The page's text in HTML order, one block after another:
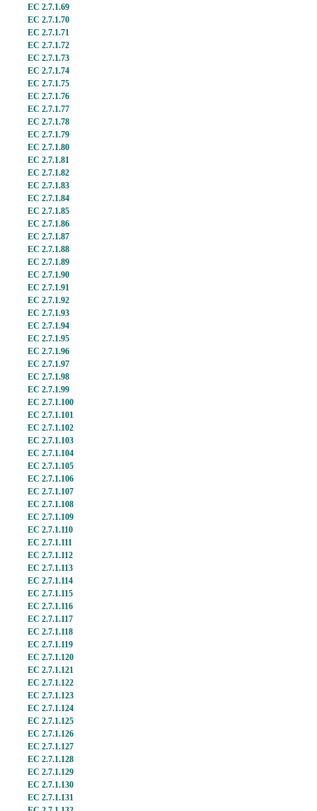
EC 2.7.1.69
EC 2.7.1.70
EC 2.7.1.71
EC 2.7.1.72
EC 2.7.1.73
EC 2.7.1.74
EC 2.7.1.75
EC 2.7.1.76
EC 2.7.1.77
EC 2.7.1.78
EC 2.7.1.79
EC 2.7.1.80
EC 2.7.1.81
EC 2.7.1.82
EC 2.7.1.83
EC 2.7.1.84
EC 2.7.1.85
EC 2.7.1.86
EC 2.7.1.87
EC 2.7.1.88
EC 2.7.1.89
EC 2.7.1.90
EC 2.7.1.91
EC 2.7.1.92
EC 2.7.1.93
EC 2.7.1.94
EC 2.7.1.95
EC 2.7.1.96
EC 2.7.1.97
EC 2.7.1.98
EC 2.7.1.99
EC 2.7.1.100
EC 2.7.1.101
EC 2.7.1.102
EC 2.7.1.103
EC 2.7.1.104
EC 2.7.1.105
EC 2.7.1.106
EC 2.7.1.107
EC 2.7.1.108
EC 2.7.1.109
EC 2.7.1.110
EC 2.7.1.111
EC 2.7.1.112
EC 2.7.1.113
EC 2.7.1.114
EC 2.7.1.115
EC 2.7.1.116
EC 2.7.1.117
EC 2.7.1.118
EC 2.7.1.119
EC 2.7.1.120
EC 2.7.1.121
EC 2.7.1.122
EC 2.7.1.123
EC 2.7.1.124
EC 2.7.1.125
EC 2.7.1.126
EC 2.7.1.127
EC 2.7.1.128
EC 2.7.1.129
EC 2.7.1.130
EC 2.7.1.131